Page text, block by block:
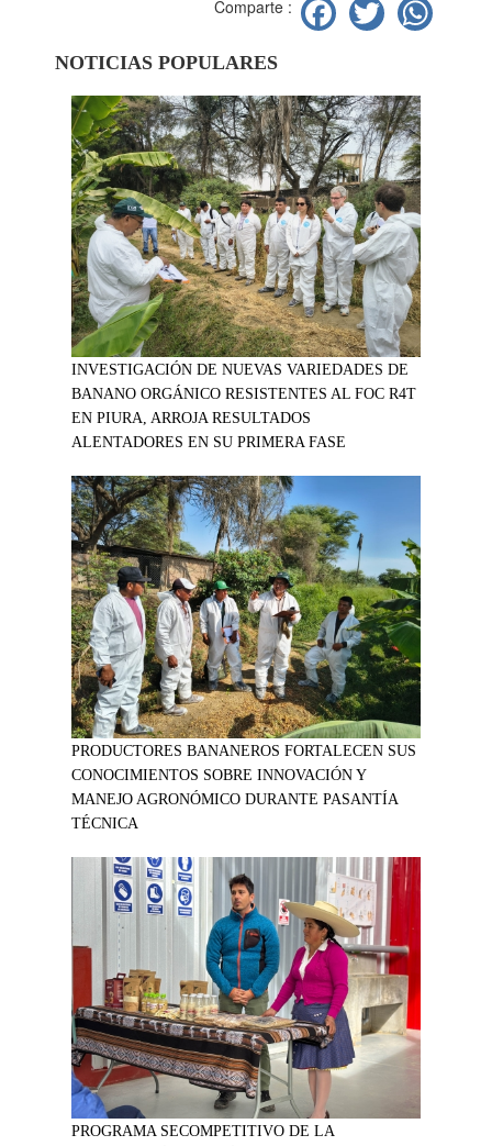
Comparte :
NOTICIAS POPULARES
INVESTIGACIÓN DE NUEVAS VARIEDADES DE
BANANO ORGÁNICO RESISTENTES AL FOC R4T
EN PIURA, ARROJA RESULTADOS
ALENTADORES EN SU PRIMERA FASE
PRODUCTORES BANANEROS FORTALECEN SUS
CONOCIMIENTOS SOBRE INNOVACIÓN Y
MANEJO AGRONÓMICO DURANTE PASANTÍA
TÉCNICA
PROGRAMA SECOMPETITIVO DE LA